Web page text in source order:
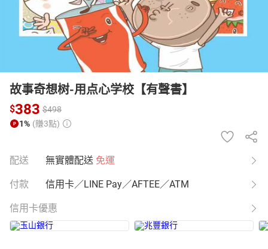
故事奇想树-用点心学校【有聲書】
$383 $498
1% (賺3點)
配送 無實體配送 免運
付款 信用卡／LINE Pay／AFTEE／ATM
信用卡優惠